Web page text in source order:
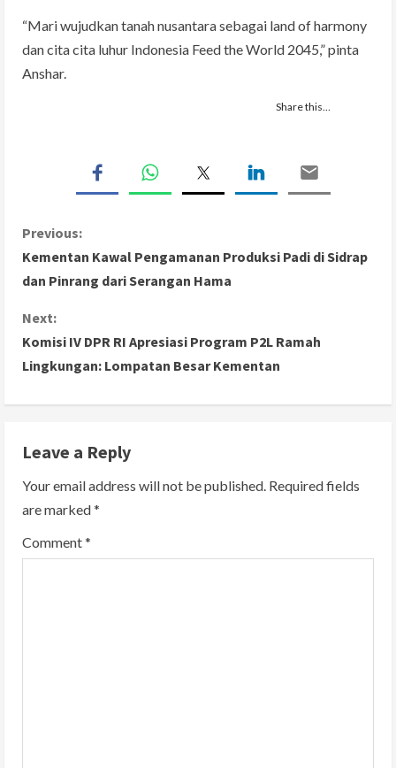
“Mari wujudkan tanah nusantara sebagai land of harmony
dan cita cita luhur Indonesia Feed the World 2045,” pinta
Anshar.
Share this…
C
o
n
t
u
e
R
Previous:
Kementan Kawal Pengamanan Produksi Padi di Sidrap
dan Pinrang dari Serangan Hama
Next:
Komisi IV DPR RI Apresiasi Program P2L Ramah
Lingkungan: Lompatan Besar Kementan
Leave a Reply
Your email address will not be published. Required fields
are marked*
Comment*